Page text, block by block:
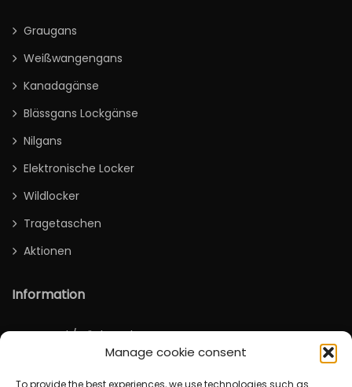
Manage cookie consent
To provide the best experiences, we use technologies such as
Graugans
Weißwangengans
Kanadagänse
Blässgans Lockgänse
Nilgans
Elektronische Locker
Wildlocker
Tragetaschen
Aktionen
Information
Versand / Rücksendung
Deutsch